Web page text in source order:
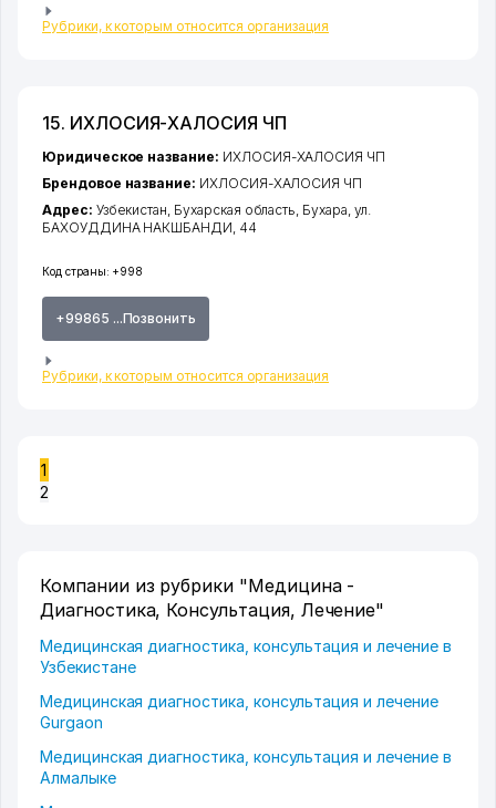
Рубрики, к которым относится организация
15. ИХЛОСИЯ-ХАЛОСИЯ ЧП
Код страны: +998
+99865 ...Позвонить
Рубрики, к которым относится организация
Юридическое название: ИХЛОСИЯ-ХАЛОСИЯ ЧП
Брендовое название: ИХЛОСИЯ-ХАЛОСИЯ ЧП
Адрес: Узбекистан, Бухарская область, Бухара, ул.
БАХОУДДИНА НАКШБАНДИ, 44
1
2
Компании из рубрики "Медицина -
Диагностика, Консультация, Лечение"
Медицинская диагностика, консультация и лечение в
Узбекистане
Медицинская диагностика, консультация и лечение
Gurgaon
Медицинская диагностика, консультация и лечение в
Алмалыке